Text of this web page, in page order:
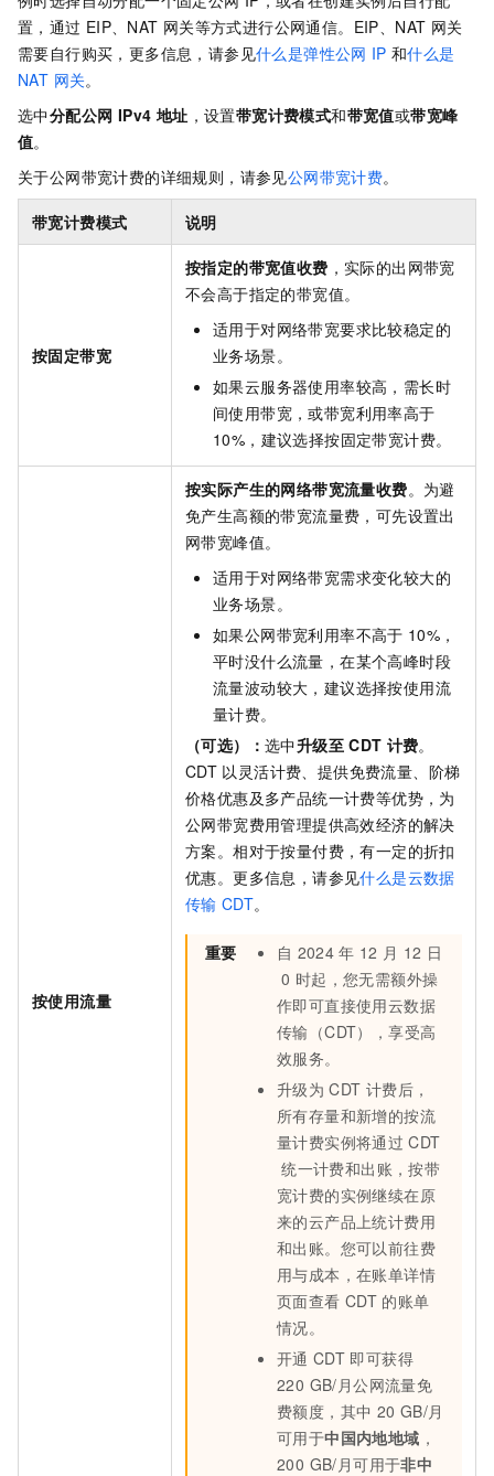
置，通过 EIP、NAT 网关等方式进行公网通信。EIP、NAT 网关
需要自行购买，更多信息，请参见什么是弹性公网 IP 和什么是
NAT 网关。
选中分配公网 IPv4 地址 ，设置带宽计费模式和带宽值或带宽峰
值。
关于公网带宽计费的详细规则，请参见公网带宽计费。
带宽计费模式 说明
按固定带宽
按指定的带宽值收费 ，实际的出网带宽
不会高于指定的带宽值。
适用于对网络带宽要求比较稳定的
业务场景。
如果云服务器使用率较高，需长时
间使用带宽，或带宽利用率高于
10%，建议选择按固定带宽计费。
按使用流量
按实际产生的网络带宽流量收费。为避
免产生高额的带宽流量费，可先设置出
网带宽峰值。
适用于对网络带宽需求变化较大的
业务场景。
如果公网带宽利用率不高于 10%，
平时没什么流量，在某个高峰时段
流量波动较大，建议选择按使用流
量计费。
（可选）： 选中升级至 CDT 计费。
CDT 以灵活计费、提供免费流量、阶梯
价格优惠及多产品统一计费等优势，为
公网带宽费用管理提供高效经济的解决
方案。相对于按量付费，有一定的折扣
优惠。更多信息，请参见什么是云数据
传输 CDT。
重要 自 2024 年 12 月 12 日
0 时起，您无需额外操
作即可直接使用云数据
传输（CDT），享受高
效服务。
升级为 CDT 计费后，
所有存量和新增的按流
量计费实例将通过 CDT
统一计费和出账，按带
宽计费的实例继续在原
来的云产品上统计费用
和出账。您可以前往费
用与成本，在账单详情
页面查看 CDT 的账单
情况。
开通 CDT 即可获得
220 GB/月公网流量免
费额度， 其中 20 GB/月
可用于中国内地地域 ，
200 GB/月可用于非中